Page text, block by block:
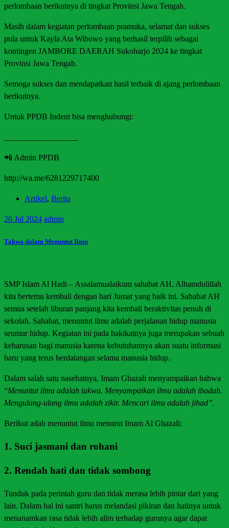
perlombaan berikutnya di tingkat Provinsi Jawa Tengah.
Masih dalam kegiatan perlombaan pramuka, selamat dan sukses
pula untuk Kayla Ata Wibowo yang berhasil terpilih sebagai
kontingen JAMBORE DAERAH Sukoharjo 2024 ke tingkat
Provinsi Jawa Tengah.
Semoga sukses dan mendapatkan hasil terbaik di ajang perlombaan
berikutnya.
Untuk PPDB Indent bisa menghubungi:
📲 Admin PPDB
http://wa.me/6281229717400
Artikel, Berita
26 Jul 2024 admin
Takwa dalam Menuntut Ilmu
SMP Islam Al Hadi – Assalamualaikum sahabat AH, Alhamdulillah
kita bertemu kembali dengan hari Jumat yang baik ini. Sahabat AH
semua setelah liburan panjang kita kembali beraktivitas penuh di
sekolah. Sahabat, menuntut ilmu adalah perjalanan hidup manusia
seumur hidup. Kegiatan ini pada hakikatnya juga merupakan sebuah
keharusan bagi manusia karena kebutuhannya akan suatu informasi
baru yang terus berdatangan selama manusia hidup.
Dalam salah satu nasehatnya, Imam Ghazali menyampaikan bahwa
“Menuntut ilmu adalah takwa. Menyampaikan ilmu adalah ibadah.
Mengulang-ulang ilmu adalah zikir. Mencari ilmu adalah jihad”.
Berikut adab menuntut ilmu menurut Imam Al Ghazali:
1. Suci jasmani dan rohani
2. Rendah hati dan tidak sombong
Tunduk pada perintah guru dan tidak merasa lebih pintar dari yang
lain. Dalam hal ini santri harus melandasi pikiran dan hatinya untuk
menanamkan rasa tidak lebih alim terhadap gurunya agar dapat